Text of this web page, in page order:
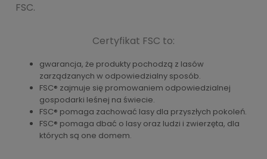
FSC.
Certyfikat FSC to:
gwarancja, że produkty pochodzą z lasów
zarządzanych w odpowiedzialny sposób.
FSC® zajmuje się promowaniem odpowiedzialnej
gospodarki leśnej na świecie.
FSC® pomaga zachować lasy dla przyszłych pokoleń.
FSC® pomaga dbać o lasy oraz ludzi i zwierzęta, dla
których są one domem.